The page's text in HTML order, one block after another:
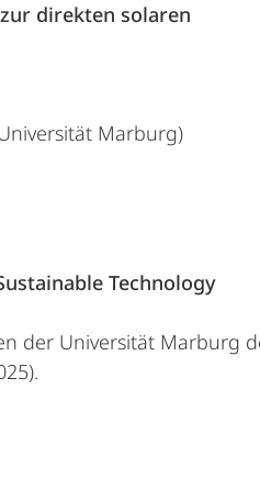
direkten solaren
Marburg)
Technology
der Universität Marburg